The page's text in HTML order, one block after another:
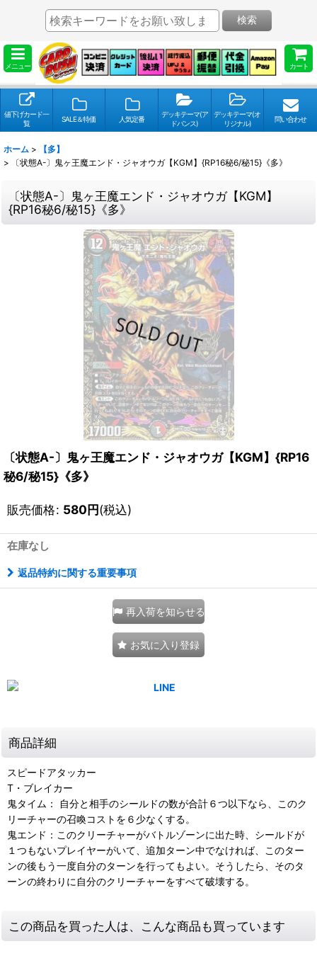
メニュー カート
検索
値下げカード一
覧
SALE＆特価 人気定番
デッキテーマ(ア
ドバンス)
デッキテーマ(オ
リジナル)
問い合わせ
ホーム >
【多】
>
〔状態A-〕鬼ヶ王魔エンド・ジャオウガ【KGM】{RP16秘6/秘15}《多》
〔状態A-〕鬼ヶ王魔エンド・ジャオウガ【KGM】
{RP16秘6/秘15}《多》
〔状態A-〕鬼ヶ王魔エンド・ジャオウガ【KGM】{RP16
秘6/秘15}《多》
販売価格: 580円(税込)
在庫なし
返品特約に関する重要事項
再入荷を知らせる
お気に入り登録
商品詳細
スピードアタッカー
T・ブレイカー
鬼タイム： 自分と相手のシールドの数が合計６つ以下なら、このク
リーチャーの召喚コストを６少なくする。
鬼エンド：このクリーチャーがバトルゾーンに出た時、シールドが
１つもないプレイヤーがいて、追加ターン中でなければ、このター
ンの後もう一度自分のターンを行ってもよい。そうしたら、そのタ
ーンの終わりに自分のクリーチャーをすべて破壊する。
この商品を買った人は、こんな商品も買っています